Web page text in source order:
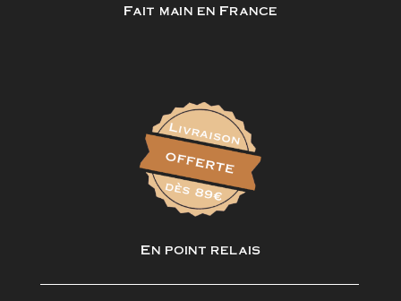
Fait main en France
En point relais